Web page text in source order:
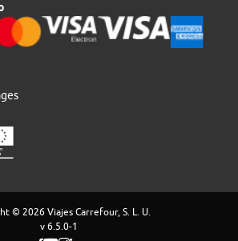
© 2026 Viajes Carrefour, S. L. U.
v 6.5.0-1